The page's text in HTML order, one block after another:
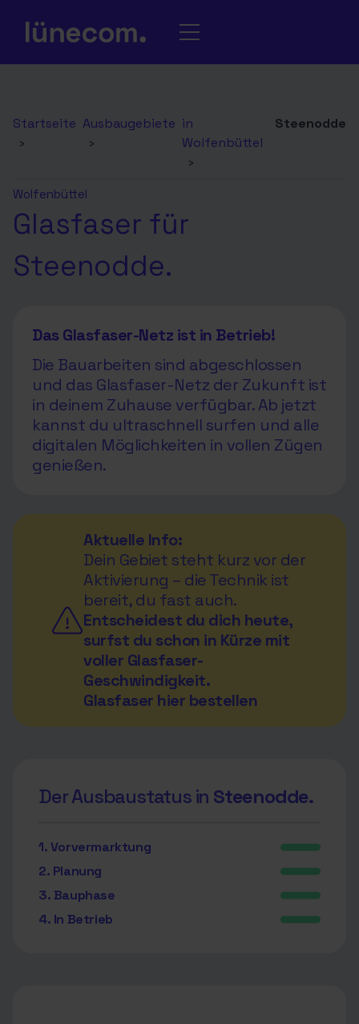
Startseite
›
Ausbaugebiete
›
in
Wolfenbüttel
›
Steenodde
Wolfenbüttel
Glasfaser für
Steenodde.
Das Glasfaser-Netz ist in Betrieb!
Die Bauarbeiten sind abgeschlossen
und das Glasfaser-Netz der Zukunft ist
in deinem Zuhause verfügbar. Ab jetzt
kannst du ultraschnell surfen und alle
digitalen Möglichkeiten in vollen Zügen
genießen.
Aktuelle Info:
Dein Gebiet steht kurz vor der
Aktivierung – die Technik ist
bereit, du fast auch.
Entscheidest du dich heute,
surfst du schon in Kürze mit
voller Glasfaser-
Geschwindigkeit.
Glasfaser hier bestellen
Der Ausbaustatus in Steenodde.
1. Vorvermarktung
2. Planung
3. Bauphase
4. In Betrieb